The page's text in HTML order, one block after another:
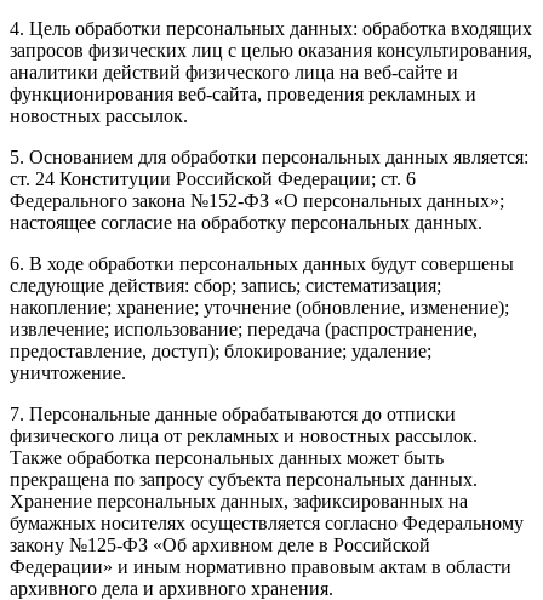
4. Цель обработки персональных данных: обработка входящих
запросов физических лиц с целью оказания консультирования,
аналитики действий физического лица на веб-сайте и
функционирования веб-сайта, проведения рекламных и
новостных рассылок.
5. Основанием для обработки персональных данных является:
ст. 24 Конституции Российской Федерации; ст. 6
Федерального закона №152-ФЗ «О персональных данных»;
настоящее согласие на обработку персональных данных.
6. В ходе обработки персональных данных будут совершены
следующие действия: сбор; запись; систематизация;
накопление; хранение; уточнение (обновление, изменение);
извлечение; использование; передача (распространение,
предоставление, доступ); блокирование; удаление;
уничтожение.
7. Персональные данные обрабатываются до отписки
физического лица от рекламных и новостных рассылок.
Также обработка персональных данных может быть
прекращена по запросу субъекта персональных данных.
Хранение персональных данных, зафиксированных на
бумажных носителях осуществляется согласно Федеральному
закону №125-ФЗ «Об архивном деле в Российской
Федерации» и иным нормативно правовым актам в области
архивного дела и архивного хранения.